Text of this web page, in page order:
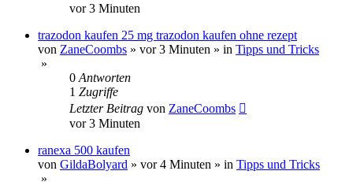
vor 3 Minuten
trazodon kaufen 25 mg trazodon kaufen ohne rezept
von ZaneCoombs » vor 3 Minuten » in Tipps und Tricks
»
0 Antworten
1 Zugriffe
Letzter Beitrag von ZaneCoombs
vor 3 Minuten
ranexa 500 kaufen
von GildaBolyard » vor 4 Minuten » in Tipps und Tricks
»